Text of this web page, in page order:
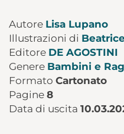
Autore Lisa Lupano
Illustrazioni di
Editore DE AGOSTINI
Genere Bambini e
Formato Cartonato
Pagine 8
Data di uscita